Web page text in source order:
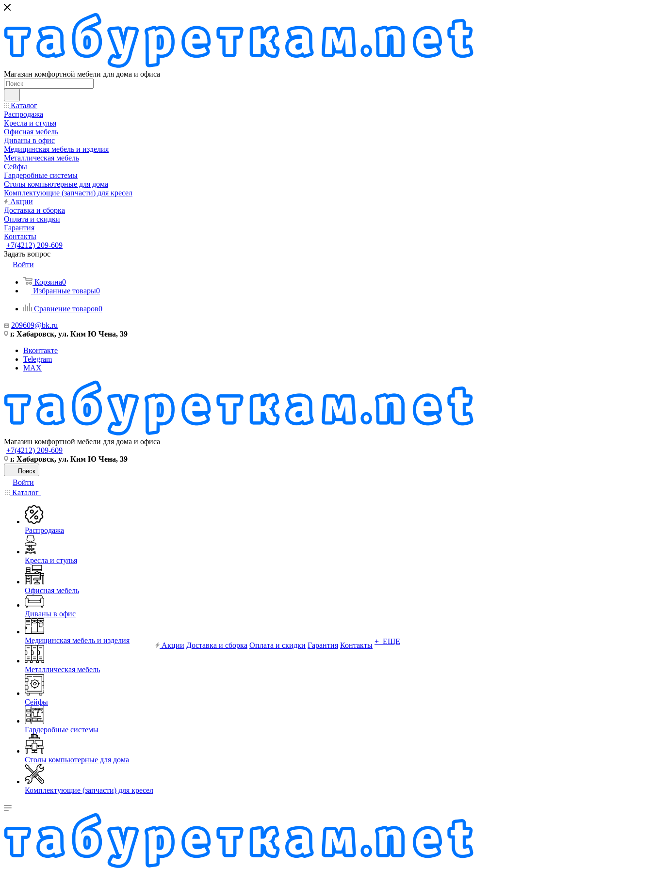
Магазин комфортной мебели для дома и офиса
Каталог
Распродажа
Кресла и стулья
Офисная мебель
Диваны в офис
Медицинская мебель и изделия
Металлическая мебель
Сейфы
Гардеробные системы
Столы компьютерные для дома
Комплектующие (запчасти) для кресел
Акции
Доставка и сборка
Оплата и скидки
Гарантия
Контакты
+7(4212) 209-609
Задать вопрос
Войти
Корзина0
Избранные товары0
Сравнение товаров0
209609@bk.ru
г. Хабаровск, ул. Ким Ю Чена, 39
Вконтакте
Telegram
MAX
Магазин комфортной мебели для дома и офиса
+7(4212) 209-609
г. Хабаровск, ул. Ким Ю Чена, 39
Поиск
Войти
Каталог
Распродажа
Кресла и стулья
Офисная мебель
Диваны в офис
Медицинская мебель и изделия
Металлическая мебель
Сейфы
Гардеробные системы
Столы компьютерные для дома
Комплектующие (запчасти) для кресел
Акции Доставка и сборка Оплата и скидки Гарантия Контакты + ЕЩЕ